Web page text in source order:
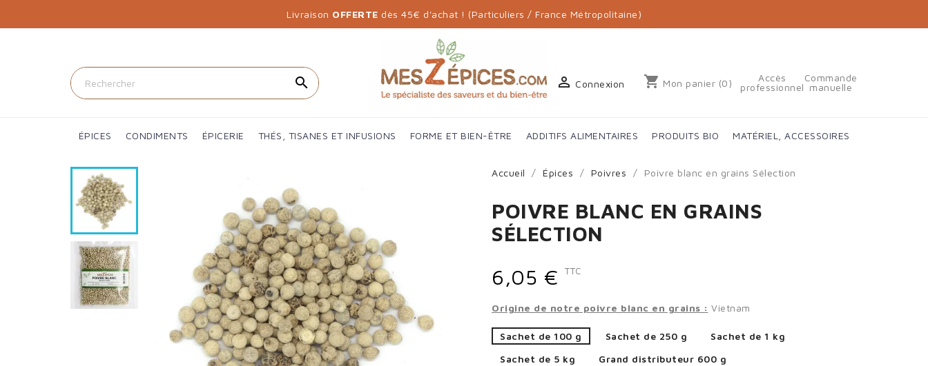
Livraison OFFERTE dès 45€ d'achat ! (Particuliers / France Métropolitaine)
search  Connexion shopping_cart Mon panier (0)
Accès
professionnel
Commande
manuelle
ÉPICES CONDIMENTS ÉPICERIE THÉS, TISANES ET INFUSIONS FORME ET BIEN-ÊTRE ADDITIFS ALIMENTAIRES PRODUITS BIO MATÉRIEL, ACCESSOIRES
Accueil Épices Poivres Poivre blanc en grains Sélection
POIVRE BLANC EN GRAINS
SÉLECTION
6,05 €
TTC
Origine de notre poivre blanc en grains : Vietnam
Sachet de 100 g Sachet de 250 g
Sachet de 1 kg
Sachet de 5 kg
Grand distributeur 600 g